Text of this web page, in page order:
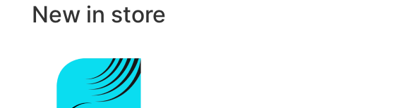
New in store